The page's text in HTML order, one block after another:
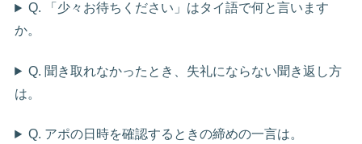
Q. 「少々お待ちください」はタイ語で何と言います
か。
Q. 聞き取れなかったとき、失礼にならない聞き返し方
は。
Q. アポの日時を確認するときの締めの一言は。